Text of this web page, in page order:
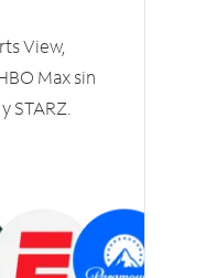
View,
Max sin
STARZ.